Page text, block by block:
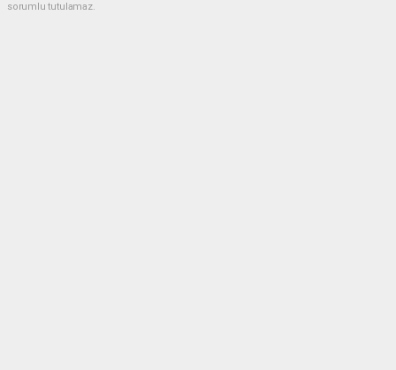
sorumlu tutulamaz.